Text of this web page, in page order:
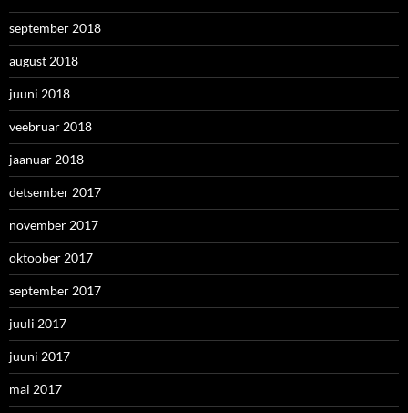
september 2018
august 2018
juuni 2018
veebruar 2018
jaanuar 2018
detsember 2017
november 2017
oktoober 2017
september 2017
juuli 2017
juuni 2017
mai 2017